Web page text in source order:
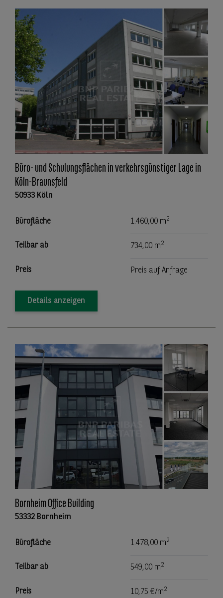
Büro- und Schulungsflächen in verkehrsgünstiger Lage in
Köln-Braunsfeld
50933 Köln
Bürofläche 1.460,00 m2
Teilbar ab 734,00 m2
Preis Preis auf Anfrage
Details anzeigen
Bornheim Office Building
53332 Bornheim
Bürofläche 1.478,00 m2
Teilbar ab 549,00 m2
Preis 10,75 €/m2